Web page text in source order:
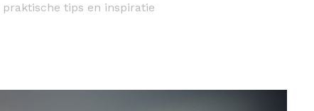
tips en inspiratie